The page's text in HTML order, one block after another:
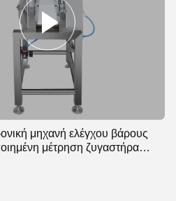
μηχανή ελέγχου βάρους
μέτρηση ζυγαστήρα